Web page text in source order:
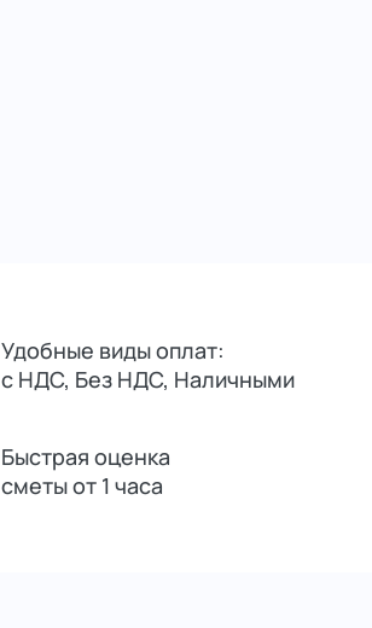
Удобные виды оплат:
с НДС, Без НДС, Наличными
Быстрая оценка
сметы от 1 часа